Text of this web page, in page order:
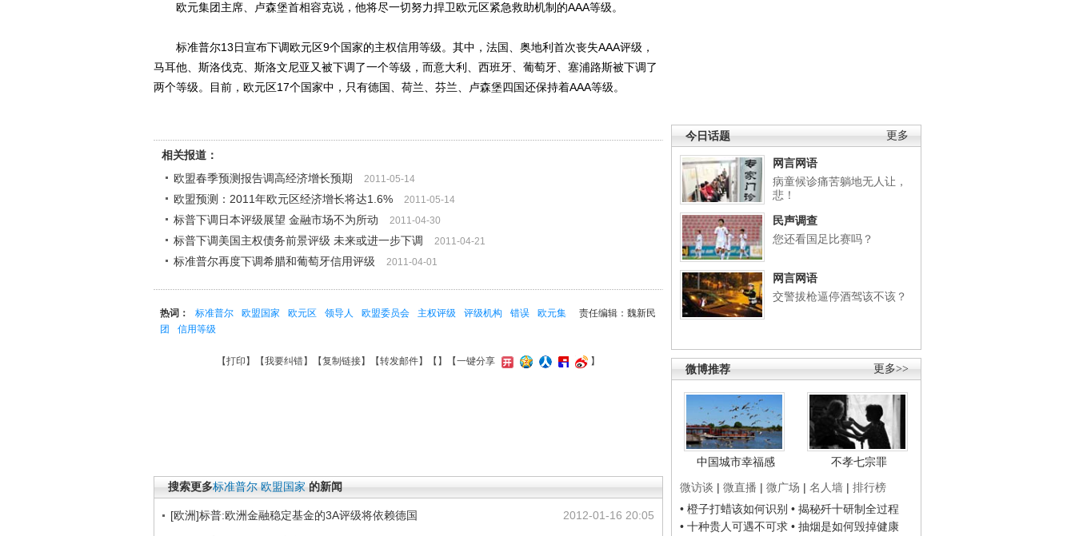
更多
今日话题
网言网语
病童候诊痛苦躺地无人让，
悲！
民声调查
您还看国足比赛吗？
网言网语
交警拔枪逼停酒驾该不该？
更多>>
微博推荐
中国城市幸福感
不孝七宗罪
微访谈 | 微直播 | 微广场 | 名人墙 | 排行榜
• 橙子打蜡该如何识别 • 揭秘歼十研制全过程
• 十种贵人可遇不可求 • 抽烟是如何毁掉健康
欧元集团主席、卢森堡首相容克说，他将尽一切努力捍卫欧元区紧急救助机制的AAA等级。
标准普尔13日宣布下调欧元区9个国家的主权信用等级。其中，法国、奥地利首次丧失AAA评级，
马耳他、斯洛伐克、斯洛文尼亚又被下调了一个等级，而意大利、西班牙、葡萄牙、塞浦路斯被下调了
两个等级。目前，欧元区17个国家中，只有德国、荷兰、芬兰、卢森堡四国还保持着AAA等级。
相关报道：
欧盟春季预测报告调高经济增长预期
2011-05-14
欧盟预测：2011年欧元区经济增长将达1.6% 2011-05-14
标普下调日本评级展望 金融市场不为所动 2011-04-30
标普下调美国主权债务前景评级 未来或进一步下调 2011-04-21
标准普尔再度下调希腊和葡萄牙信用评级 2011-04-01
责任编辑：魏新民
热词： 标准普尔 欧盟国家 欧元区 领导人 欧盟委员会 主权评级 评级机构 错误
欧元集
团
信用等级
【打印 】【我要纠错】【复制链接】【转发邮件】【 】 【一键分享 】
搜索更多标准普尔 欧盟国家 的新闻
2012-01-16 20:05
[欧洲]标普:欧洲金融稳定基金的3A评级将依赖德国